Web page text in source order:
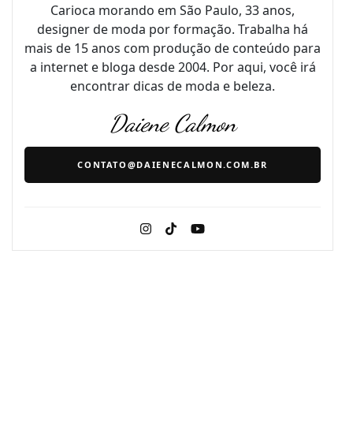
Carioca morando em São Paulo, 33 anos,
designer de moda por formação. Trabalha há
mais de 15 anos com produção de conteúdo para
a internet e bloga desde 2004. Por aqui, você irá
encontrar dicas de moda e beleza.
Daiene Calmon
CONTATO@DAIENECALMON.COM.BR